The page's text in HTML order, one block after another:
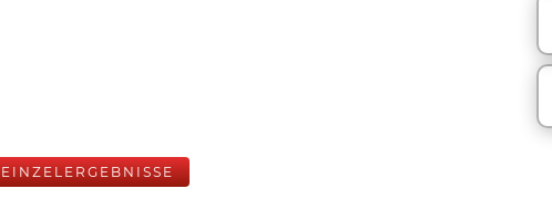
EINZELERGEBNISSE